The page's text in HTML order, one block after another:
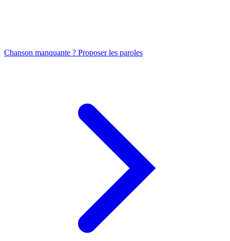
Chanson manquante ? Proposer les paroles